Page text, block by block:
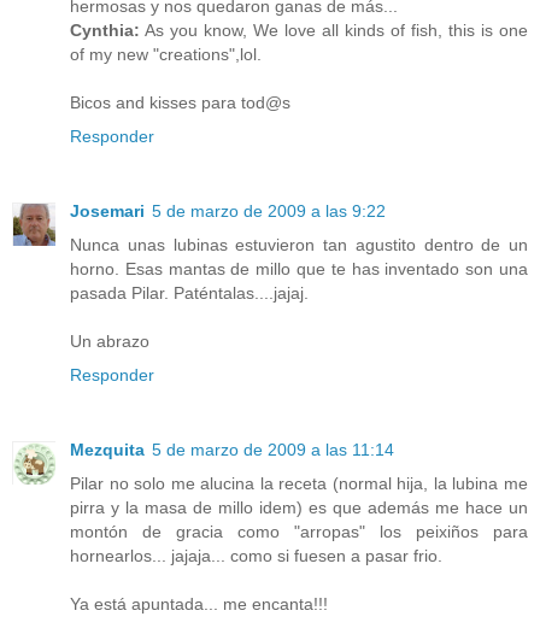
hermosas y nos quedaron ganas de más...
Cynthia: As you know, We love all kinds of fish, this is one
of my new "creations",lol.
Bicos and kisses para tod@s
Responder
Josemari 5 de marzo de 2009 a las 9:22
Nunca unas lubinas estuvieron tan agustito dentro de un
horno. Esas mantas de millo que te has inventado son una
pasada Pilar. Paténtalas....jajaj.
Un abrazo
Responder
Mezquita 5 de marzo de 2009 a las 11:14
Pilar no solo me alucina la receta (normal hija, la lubina me
pirra y la masa de millo idem) es que además me hace un
montón de gracia como "arropas" los peixiños para
hornearlos... jajaja... como si fuesen a pasar frio.
Ya está apuntada... me encanta!!!